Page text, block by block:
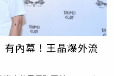
串聯，若前者未定案，後續建
也點出八里輕軌目前仍存在
、整體計畫效益、推動時
問題，尚待補強與釐清。鐵
地方居民及店家溝通協調，
也將持續協助，推動相關計
內幕！王晶爆外流